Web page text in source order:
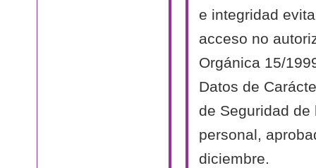
e integridad
acceso no
Orgánica 15/
Datos de
de Seguridad
personal,
diciembre.